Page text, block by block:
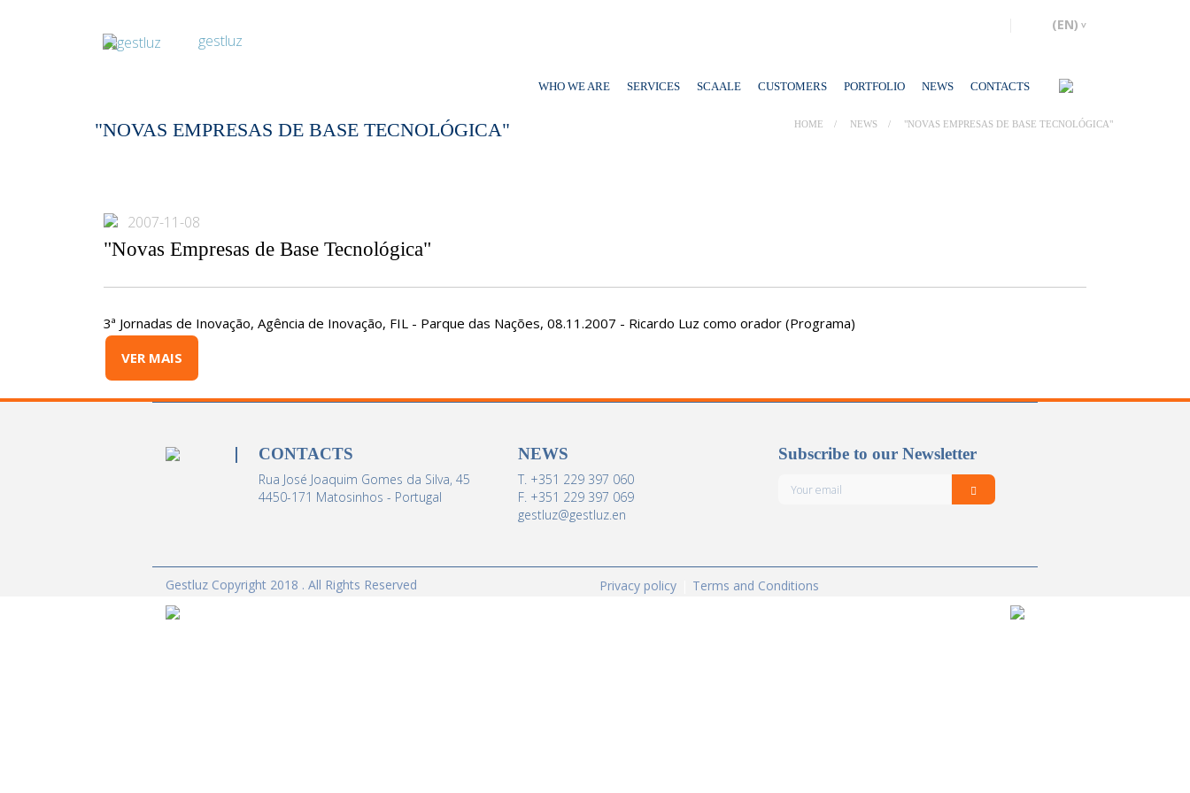
WHO WE ARE SERVICES SCAALE CUSTOMERS PORTFOLIO NEWS CONTACTS
"NOVAS EMPRESAS DE BASE TECNOLÓGICA" HOME NEWS "NOVAS EMPRESAS DE BASE TECNOLÓGICA"
2007-11-08
"Novas Empresas de Base Tecnológica"
3ª Jornadas de Inovação, Agência de Inovação, FIL - Parque das Nações, 08.11.2007 - Ricardo Luz como orador (Programa)
VER MAIS
CONTACTS
Rua José Joaquim Gomes da Silva, 45
4450-171 Matosinhos - Portugal
NEWS
T. +351 229 397 060
F. +351 229 397 069
gestluz@gestluz.en
Subscribe to our Newsletter
Gestluz Copyright 2018 . All Rights Reserved Privacy policy Terms and Conditions